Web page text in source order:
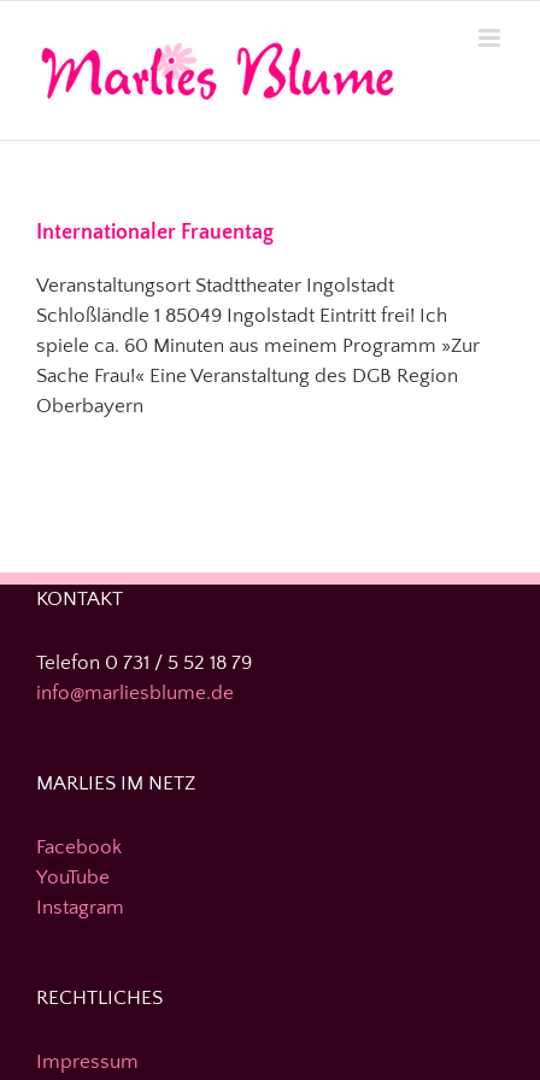
Inhalt
springen
Internationaler Frauentag
Veranstaltungsort Stadttheater Ingolstadt
Schloßländle 1 85049 Ingolstadt Eintritt frei! Ich
spiele ca. 60 Minuten aus meinem Programm »Zur
Sache Frau!« Eine Veranstaltung des DGB Region
Oberbayern
KONTAKT
Telefon 0 731 / 5 52 18 79
info@marliesblume.de
MARLIES IM NETZ
Facebook
YouTube
Instagram
RECHTLICHES
Impressum